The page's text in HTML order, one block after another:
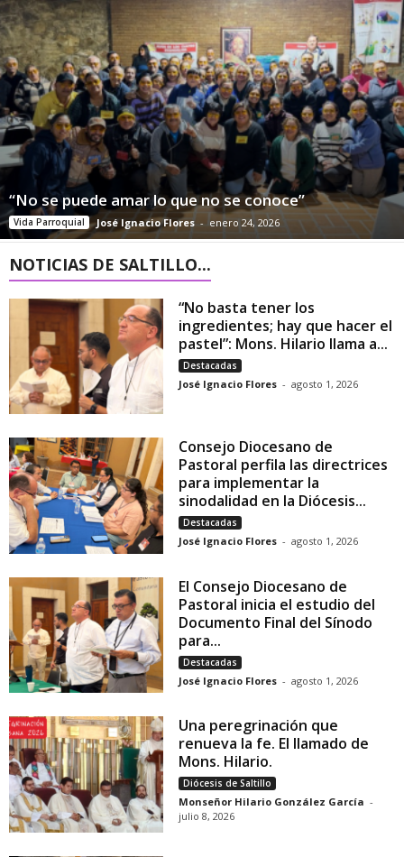
“No se puede amar lo que no se conoce”
Vida Parroquial José Ignacio Flores - enero 24, 2026
NOTICIAS DE SALTILLO...
“No basta tener los
ingredientes; hay que hacer el
pastel”: Mons. Hilario llama a...
Destacadas
José Ignacio Flores - agosto 1, 2026
Consejo Diocesano de
Pastoral perfila las directrices
para implementar la
sinodalidad en la Diócesis...
Destacadas
José Ignacio Flores - agosto 1, 2026
El Consejo Diocesano de
Pastoral inicia el estudio del
Documento Final del Sínodo
para...
Destacadas
José Ignacio Flores - agosto 1, 2026
Una peregrinación que
renueva la fe. El llamado de
Mons. Hilario.
Diócesis de Saltillo
Monseñor Hilario González García -
julio 8, 2026